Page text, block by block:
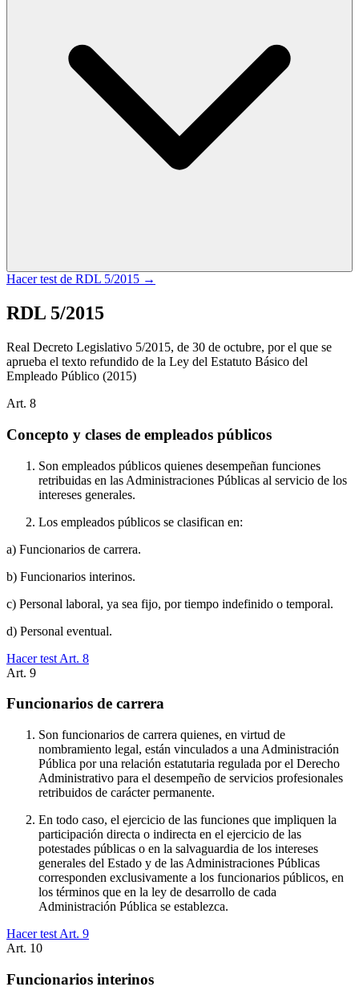
Hacer test de RDL 5/2015 →
RDL 5/2015
Real Decreto Legislativo 5/2015, de 30 de octubre, por el que se
aprueba el texto refundido de la Ley del Estatuto Básico del
Empleado Público (2015)
Art. 8
Concepto y clases de empleados públicos
Son empleados públicos quienes desempeñan funciones
retribuidas en las Administraciones Públicas al servicio de los
intereses generales.
Los empleados públicos se clasifican en:
a) Funcionarios de carrera.
b) Funcionarios interinos.
c) Personal laboral, ya sea fijo, por tiempo indefinido o temporal.
d) Personal eventual.
Hacer test Art. 8
Art. 9
Funcionarios de carrera
Son funcionarios de carrera quienes, en virtud de
nombramiento legal, están vinculados a una Administración
Pública por una relación estatutaria regulada por el Derecho
Administrativo para el desempeño de servicios profesionales
retribuidos de carácter permanente.
En todo caso, el ejercicio de las funciones que impliquen la
participación directa o indirecta en el ejercicio de las
potestades públicas o en la salvaguardia de los intereses
generales del Estado y de las Administraciones Públicas
corresponden exclusivamente a los funcionarios públicos, en
los términos que en la ley de desarrollo de cada
Administración Pública se establezca.
Hacer test Art. 9
Art. 10
Funcionarios interinos